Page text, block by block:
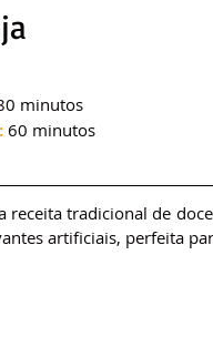
5 estrelas.
minutos
60 minutos
receita tradicional de
artificiais, perfeita